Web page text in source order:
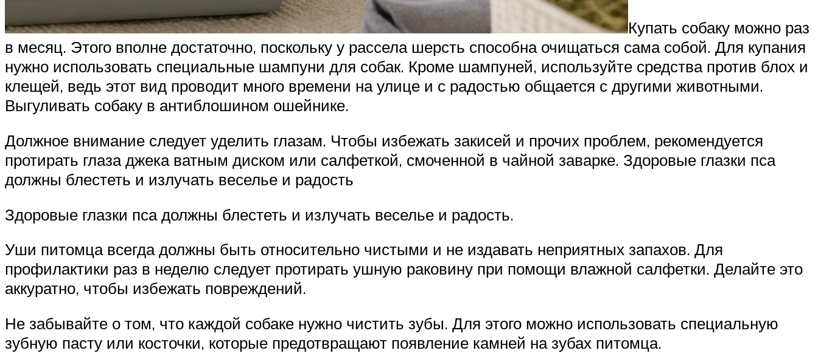
Купать собаку можно раз
в месяц. Этого вполне достаточно, поскольку у рассела шерсть способна очищаться сама собой. Для купания
нужно использовать специальные шампуни для собак. Кроме шампуней, используйте средства против блох и
клещей, ведь этот вид проводит много времени на улице и с радостью общается с другими животными.
Выгуливать собаку в антиблошином ошейнике.
Должное внимание следует уделить глазам. Чтобы избежать закисей и прочих проблем, рекомендуется
протирать глаза джека ватным диском или салфеткой, смоченной в чайной заварке. Здоровые глазки пса
должны блестеть и излучать веселье и радость
Здоровые глазки пса должны блестеть и излучать веселье и радость.
Уши питомца всегда должны быть относительно чистыми и не издавать неприятных запахов. Для
профилактики раз в неделю следует протирать ушную раковину при помощи влажной салфетки. Делайте это
аккуратно, чтобы избежать повреждений.
Не забывайте о том, что каждой собаке нужно чистить зубы. Для этого можно использовать специальную
зубную пасту или косточки, которые предотвращают появление камней на зубах питомца.